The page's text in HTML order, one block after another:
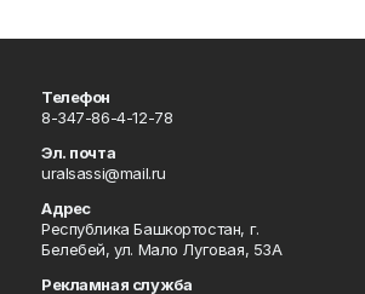
Телефон
8-347-86-4-12-78
Эл. почта
uralsassi@mail.ru
Адрес
Республика Башкортостан, г.
Белебей, ул. Мало Луговая, 53А
Рекламная служба